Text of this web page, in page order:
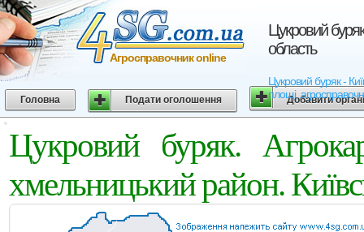
Цукровий
область
Цукровий буряк -
площі,
Агросправочник online
Головна Подати оголошення Добавити
Цукровий буряк.
хмельницький район.